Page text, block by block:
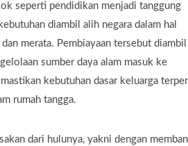
seperti pendidikan menjadi tanggung
diambil alih negara dalam hal
merata. Pembiayaan tersebut diambil
sumber daya alam masuk ke
kebutuhan dasar keluarga
rumah tangga.
dari hulunya, yakni dengan